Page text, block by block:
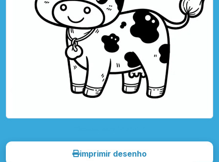
imprimir desenho